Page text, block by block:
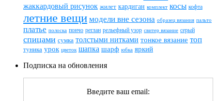
жаккардовый рисунок жилет кардиган комплект косы кофта
летние вещи модели вне сезона образец вязания пальто
платье полоска пончо реглан рельефный узор свитер вязание серый
спицами сумка толстыми нитками тонкое вязание топ
туника урок цветок шапка шарф юбка яркий
Подписка на обновления
Введите ваш email: